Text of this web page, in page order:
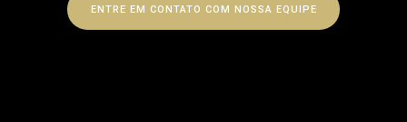
ENTRE EM CONTATO COM NOSSA EQUIPE